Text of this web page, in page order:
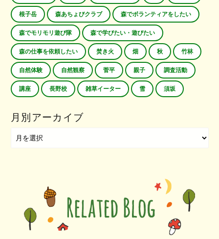
根子岳 森あちょびクラブ 森でボランティアをしたい
森でモリモリ遊び隊 森で学びたい・遊びたい
森の仕事を依頼したい 焚き火 畑 秋 竹林
自然体験 自然観察 菅平 親子 調査活動
講座 長野校 雑草イーター 雪 須坂
月別アーカイブ